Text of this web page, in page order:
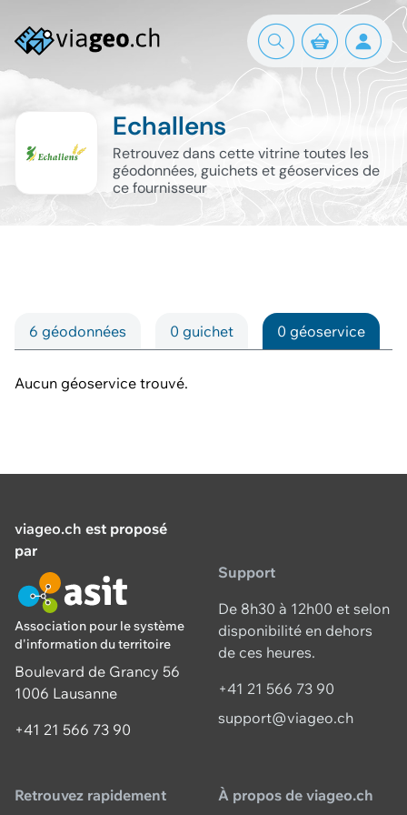
Echallens
Retrouvez dans cette vitrine toutes les
géodonnées, guichets et géoservices de
ce fournisseur
6 géodonnées 0 guichet 0 géoservice
Aucun géoservice trouvé.
viageo.ch est proposé
par
Association pour le système
d'information du territoire
Boulevard de Grancy 56
1006 Lausanne
+41 21 566 73 90
Support
De 8h30 à 12h00 et selon
disponibilité en dehors
de ces heures.
+41 21 566 73 90
support@viageo.ch
Retrouvez rapidement À propos de viageo.ch